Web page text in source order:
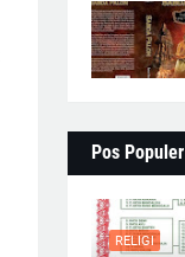
Pos Populer
RELIGI